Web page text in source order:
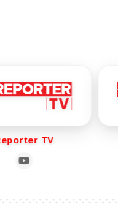
TV